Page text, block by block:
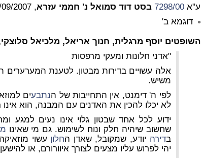
ע"א 7298/00 בסט דוד סמואל נ' חממי עזרא, 04/09/2007.
דוגמא ב'
השופטים יוסף מרגלית, חנוך אריאל, מלכיאל
"אדני חלונות ומעקי מרפסות
אלה עשויים בדירות מבטון. לטענת המערערים
משיש.
לפי ה' דימנט, אין התחייבות של הנתבעים
לא יכלו להכין את האדנים עם המבנה, הוא
ידוע לכל אחד שבטון גלוי אינו נעים למגע
שחשוב שיהיה חלק ונוח לשימוש. גם מי שאינו
בדירה יודע, שמקובל, שאדן החלון עשוי
יהי לפרוש עליו מצעים לצורך איוורורם, או